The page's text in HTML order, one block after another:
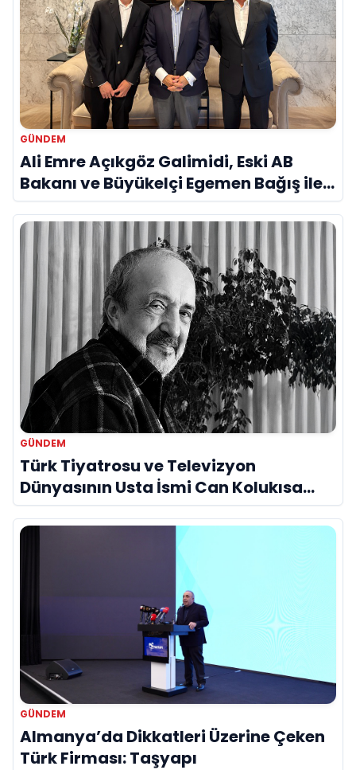
GÜNDEM
Ali Emre Açıkgöz Galimidi, Eski AB
Bakanı ve Büyükelçi Egemen Bağış ile
Bir Araya Geldi
GÜNDEM
Türk Tiyatrosu ve Televizyon
Dünyasının Usta İsmi Can Kolukısa
Hayatını Kaybetti
GÜNDEM
Almanya’da Dikkatleri Üzerine Çeken
Türk Firması: Taşyapı